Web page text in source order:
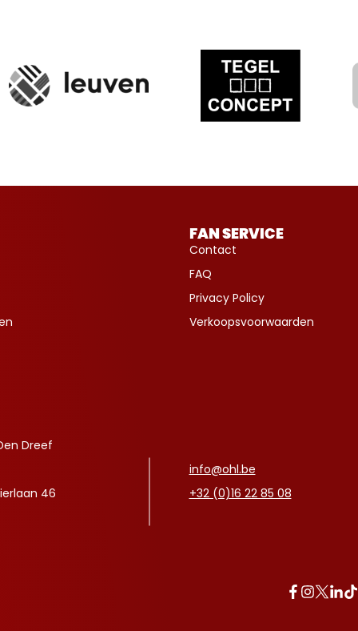
FAN SERVICE
Contact
FAQ
Privacy Policy
Verkoopsvoorwaarden
Dreef
46
info@ohl.be
+32 (0)16 22 85 08